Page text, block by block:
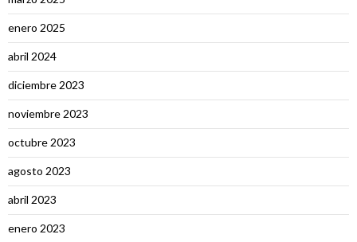
enero 2025
abril 2024
diciembre 2023
noviembre 2023
octubre 2023
agosto 2023
abril 2023
enero 2023